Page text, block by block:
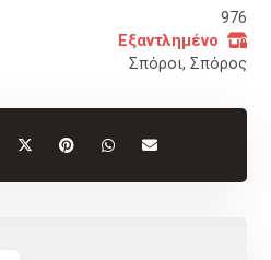
976
Εξαντλημένο
Σπόροι, Σπόρος